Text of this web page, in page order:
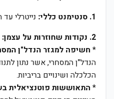
1. סנטימנט כללי:
נייטרלי
2. נקודות שחוזרות על עצמן:
* חשיפה למגזר הנדל"ן
הנדל"ן המסחרי, אשר נתון
הכלכלה ושינויים בריביות.
* התאוששות פוטנציאלית